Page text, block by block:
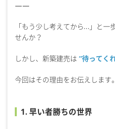
——
「もう少し考えてから…」と一
せんか？
しかし、新築建売は “待ってく
今回はその理由をお伝えします。
1. 早い者勝ちの世界